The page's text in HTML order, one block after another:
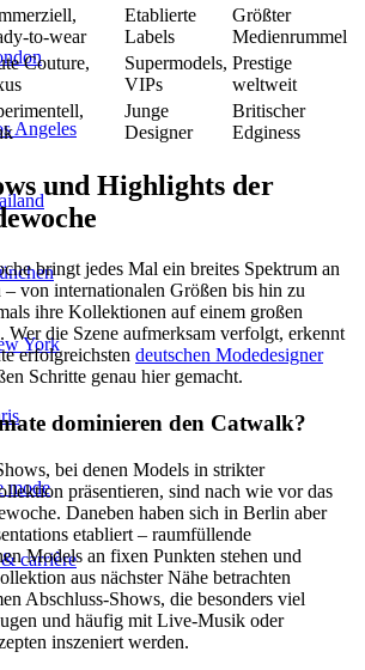
Angeles
York
mode
carrière
to-wear
Etablierte
Labels
Größter
Medienrummel
Couture,
Supermodels,
VIPs
Prestige
weltweit
Junge
Designer
Britischer
Edginess
und Highlights der
bringt jedes Mal ein breites Spektrum an
– von internationalen Größen bis hin zu
ihre Kollektionen auf einem großen
Wer die Szene aufmerksam verfolgt, erkennt
erfolgreichsten deutschen Modedesigner
Schritte genau hier gemacht.
dominieren den Catwalk?
bei denen Models in strikter
präsentieren, sind nach wie vor das
Daneben haben sich in Berlin aber
etabliert – raumfüllende
Models an fixen Punkten stehen und
aus nächster Nähe betrachten
Abschluss-Shows, die besonders viel
und häufig mit Live-Musik oder
inszeniert werden.